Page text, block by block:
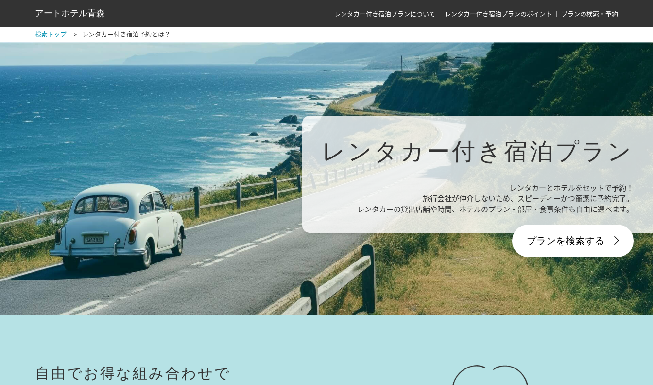
アートホテル青森 レンタカー付き宿泊プランについて レンタカー付き宿泊プランのポイント プランの検索・予約
検索トップ レンタカー付き宿泊予約とは？
レンタカー付き宿泊プラン
レンタカーとホテルをセットで予約！
旅行会社が仲介しないため、スピーディーかつ簡潔に予約完了。
レンタカーの貸出店舗や時間、ホテルのプラン・部屋・食事条件も自由に選べます。
プランを検索する
自由でお得な組み合わせで